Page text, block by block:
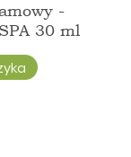
-
30 ml